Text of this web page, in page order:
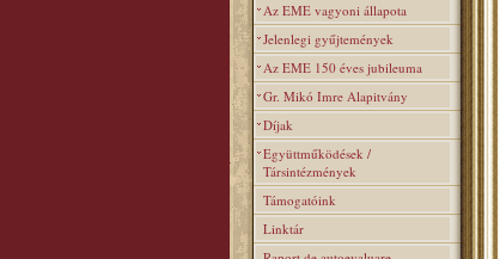
Az EME vagyoni állapota
Jelenlegi gyűjtemények
Az EME 150 éves jubileuma
Gr. Mikó Imre Alapitvány
Díjak
Együttműködések /
Társintézmények
Támogatóink
Linktár